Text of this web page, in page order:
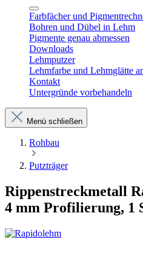
Farbfächer und
Bohren und Dübel in Lehm​
Pigmente genau abmessen
Downloads
Lehmputzer
Lehmfarbe und Lehmglätte
Kontakt
Untergründe vorbehandeln
Menü schließen
Rohbau
Putzträger
Rippenstreckmetall
4 mm Profilierung, 1